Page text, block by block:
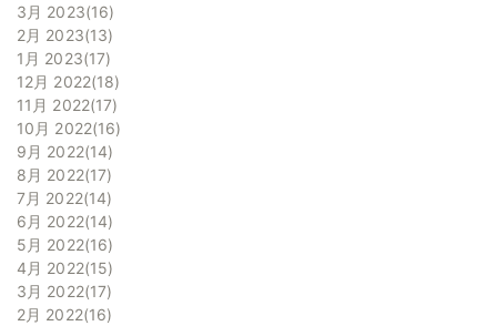
3月 2023 16
2月 2023 13
1月 2023 17
12月 2022 18
11月 2022 17
10月 2022 16
9月 2022 14
8月 2022 17
7月 2022 14
6月 2022 14
5月 2022 16
4月 2022 15
3月 2022 17
2月 2022 16